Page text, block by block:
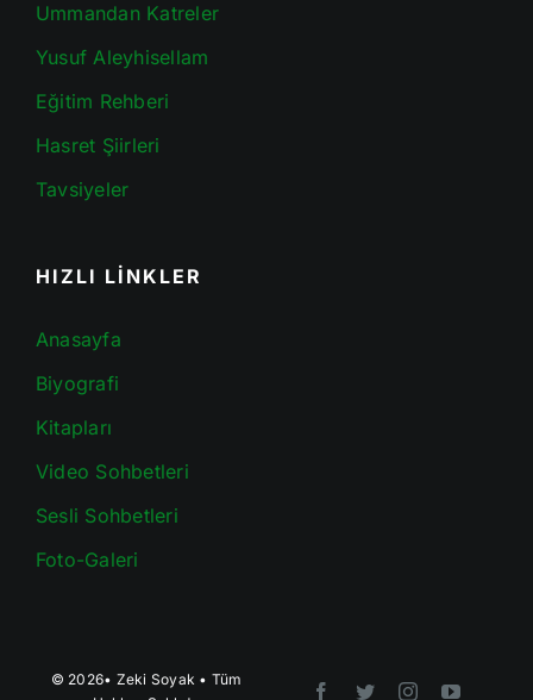
Ummandan Katreler
Yusuf Aleyhisellam
Eğitim Rehberi
Hasret Şiirleri
Tavsiyeler
HIZLI LİNKLER
Anasayfa
Biyografi
Kitapları
Video Sohbetleri
Sesli Sohbetleri
Foto-Galeri
© 2026• Zeki Soyak • Tüm